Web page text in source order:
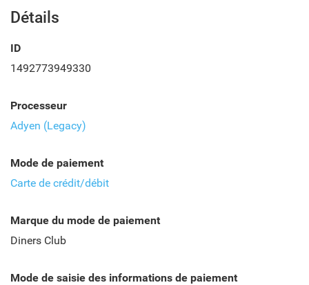
Détails
ID
1492773949330
Processeur
Adyen (Legacy)
Mode de paiement
Carte de crédit/débit
Marque du mode de paiement
Diners Club
Mode de saisie des informations de paiement